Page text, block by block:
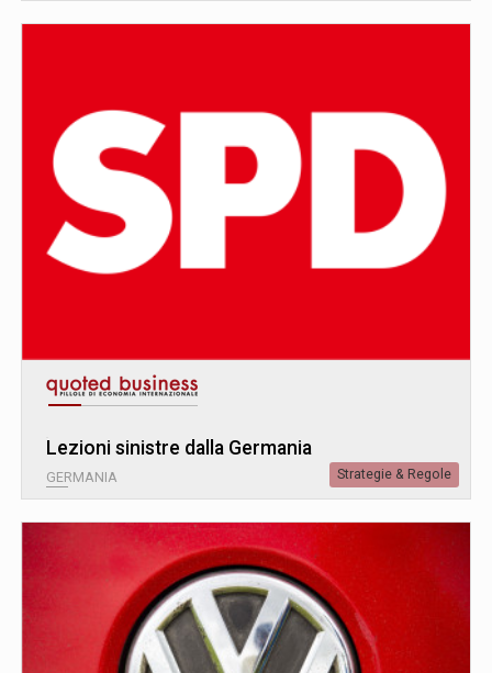
Lezioni sinistre dalla Germania
GERMANIA Strategie & Regole